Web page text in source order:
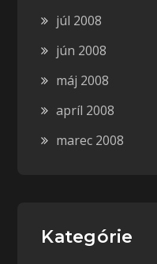
júl 2008
jún 2008
máj 2008
apríl 2008
marec 2008
Kategórie